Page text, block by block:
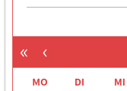
« ‹
MO DI MI